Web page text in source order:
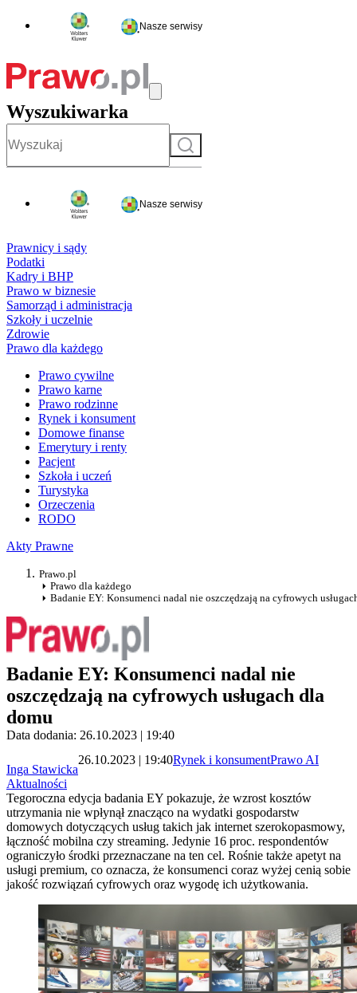
Nasze serwisy
Wyszukiwarka
Szukaj
Nasze serwisy
Prawnicy i sądy
Podatki
Kadry i BHP
Prawo w biznesie
Samorząd i administracja
Szkoły i uczelnie
Zdrowie
Prawo dla każdego
Prawo cywilne
Prawo karne
Prawo rodzinne
Rynek i konsument
Domowe finanse
Emerytury i renty
Pacjent
Szkoła i uczeń
Turystyka
Orzeczenia
RODO
Akty Prawne
Prawo.pl
Prawo dla każdego
Badanie EY: Konsumenci nadal nie oszczędzają na cyfrowych
Badanie EY: Konsumenci nadal nie
oszczędzają na cyfrowych usługach dla
domu
Data dodania: 26.10.2023 | 19:40
Inga Stawicka
26.10.2023 | 19:40Rynek i konsumentPrawo AI
Aktualności
Tegoroczna edycja badania EY pokazuje, że wzrost kosztów
utrzymania nie wpłynął znacząco na wydatki gospodarstw
domowych dotyczących usług takich jak internet szerokopasmowy,
łączność mobilna czy streaming. Jedynie 16 proc. respondentów
ograniczyło środki przeznaczane na ten cel. Rośnie także apetyt na
usługi premium, co oznacza, że konsumenci coraz wyżej cenią sobie
jakość rozwiązań cyfrowych oraz wygodę ich użytkowania.